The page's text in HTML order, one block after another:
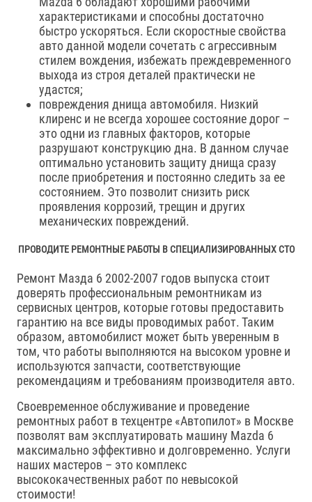
характеристиками и способны достаточно
быстро ускоряться. Если скоростные свойства
авто данной модели сочетать с агрессивным
стилем вождения, избежать преждевременного
выхода из строя деталей практически не
удастся;
повреждения днища автомобиля. Низкий
клиренс и не всегда хорошее состояние дорог –
это одни из главных факторов, которые
разрушают конструкцию дна. В данном случае
оптимально установить защиту днища сразу
после приобретения и постоянно следить за ее
состоянием. Это позволит снизить риск
проявления коррозий, трещин и других
механических повреждений.
ПРОВОДИТЕ РЕМОНТНЫЕ РАБОТЫ В СПЕЦИАЛИЗИРОВАННЫХ СТО
Ремонт Мазда 6 2002-2007 годов выпуска стоит
доверять профессиональным ремонтникам из
сервисных центров, которые готовы предоставить
гарантию на все виды проводимых работ. Таким
образом, автомобилист может быть уверенным в
том, что работы выполняются на высоком уровне и
используются запчасти, соответствующие
рекомендациям и требованиям производителя авто.
Своевременное обслуживание и проведение
ремонтных работ в техцентре «Автопилот» в Москве
позволят вам эксплуатировать машину Mazda 6
максимально эффективно и долговременно. Услуги
наших мастеров – это комплекс
высококачественных работ по невысокой
стоимости!